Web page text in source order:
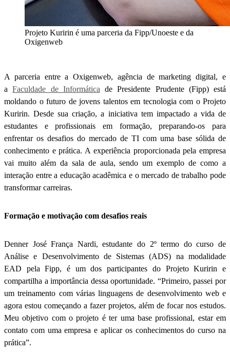
Projeto Kuririn é uma parceria da Fipp/Unoeste e da
Oxigenweb
A parceria entre a Oxigenweb, agência de marketing digital, e
aFaculdade de Informática de Presidente Prudente (Fipp) está
moldando o futuro de jovens talentos em tecnologia com o Projeto
Kuririn. Desde sua criação, a iniciativa tem impactado a vida de
estudantes e profissionais em formação, preparando-os para
enfrentar os desafios do mercado de TI com uma base sólida de
conhecimento e prática. A experiência proporcionada pela empresa
vai muito além da sala de aula, sendo um exemplo de como a
interação entre a educação acadêmica e o mercado de trabalho pode
transformar carreiras.
Formação e motivação com desafios reais
Denner José França Nardi, estudante do 2º termo do curso de
Análise e Desenvolvimento de Sistemas (ADS) na modalidade
EAD pela Fipp, é um dos participantes do Projeto Kuririn e
compartilha a importância dessa oportunidade. “Primeiro, passei por
um treinamento com várias linguagens de desenvolvimento web e
agora estou começando a fazer projetos, além de focar nos estudos.
Meu objetivo com o projeto é ter uma base profissional, estar em
contato com uma empresa e aplicar os conhecimentos do curso na
prática”.